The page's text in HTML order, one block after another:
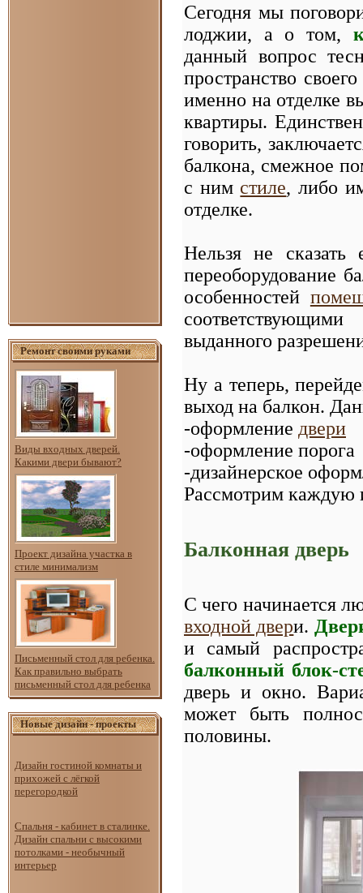
Ремонт своими руками
Виды входных дверей.
Какими двери бывают?
Проект дизайна участка в
стиле минимализм
Письменный стол для ребенка.
Как правильно выбрать
письменный стол для ребенка
Новые дизайн - проекты
Дизайн гостиной комнаты и
прихожей с лёгкой
перегородкой
Спальня - кабинет в сталинке.
Дизайн спальни с высокими
потолками - необычный
интерьер
Сегодня мы
лоджии, а о том,
данный вопрос
пространство
именно на отделке
квартиры.
говорить,
балкона, смежное
с ним стиле, либо
отделке.
Нельзя не
переоборудование
особенностей
выданного
Ну а теперь,
выход на балкон.
-оформление двери
-оформление порога
-дизайнерское
Рассмотрим каждую
Балконная дверь
С чего начинается
входной двери.
и самый
балконный блок-
дверь и окно.
может быть
половины.